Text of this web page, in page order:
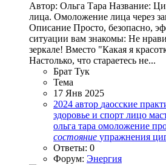
Автор: Ольга Тара Название:
лица. Омоложение лица через
Описание Просто, безопасно,
ситуации вам знакомы: Не
зеркале! Вместо "Какая я
Настолько, что стараетесь не...
Брат Тук
Тема
17 Янв 2025
2024 автор даосские
здоровье и спорт лицо
ольга тара омоложение
состояние упражнения
Ответы: 0
Форум: Энергия